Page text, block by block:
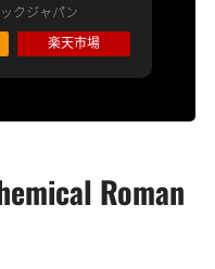
クジャパン
楽天市場
Roman